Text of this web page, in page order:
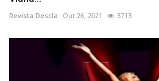
Revista Descla Out 26, 2021 3713